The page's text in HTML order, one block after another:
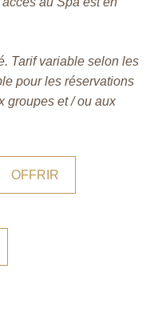
Tarif variable selon les
pour les réservations
groupes et / ou aux
OFFRIR